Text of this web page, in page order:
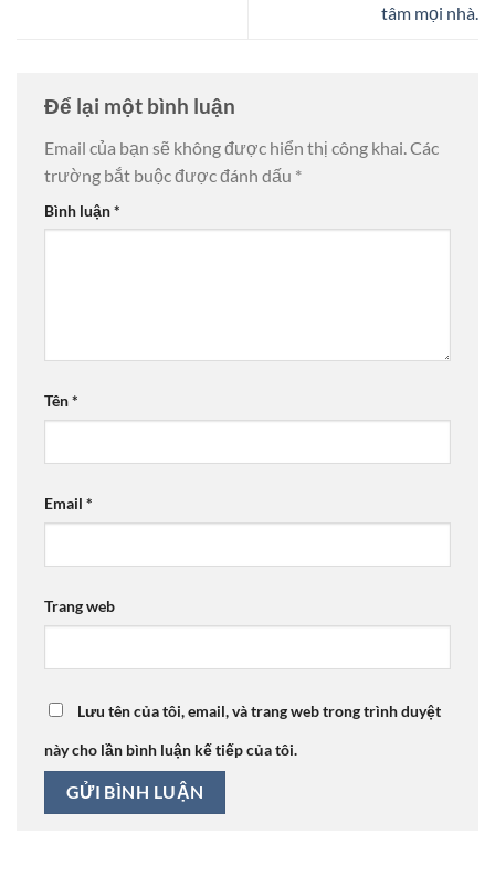
tâm mọi nhà.
Để lại một bình luận
Email của bạn sẽ không được hiển thị công khai. Các
trường bắt buộc được đánh dấu *
Bình luận*
Tên*
Email *
Trang web
Lưu tên của tôi, email, và trang web trong trình duyệt
này cho lần bình luận kế tiếp của tôi.